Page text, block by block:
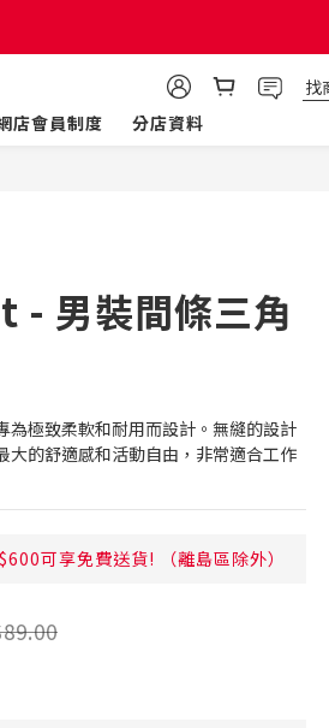
店會員制度 分店資料
男裝間條三角
為極致柔軟和耐用而設計。無縫的設計
大的舒適感和活動自由，非常適合工作
可享免費送貨! （離島區除外）